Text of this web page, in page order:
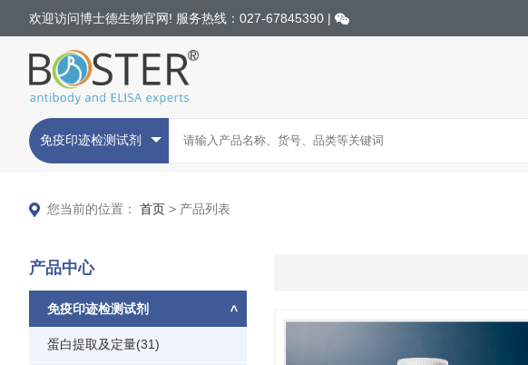
欢迎访问博士德生物官网! 服务热线：027-67845390 |
免疫印迹检测试剂
您当前的位置： 首页 > 产品列表
产品中心
免疫印迹检测试剂
蛋白提取及定量(31)